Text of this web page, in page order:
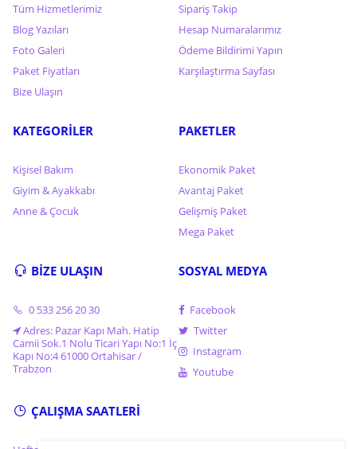
Tüm Hizmetlerimiz
Blog Yazıları
Foto Galeri
Paket Fiyatları
Bize Ulaşın
Sipariş Takip
Hesap Numaralarımız
Ödeme Bildirimi Yapın
Karşılaştırma Sayfası
KATEGORİLER
Kişisel Bakım
Giyim & Ayakkabı
Anne & Çocuk
PAKETLER
Ekonomik Paket
Avantaj Paket
Gelişmiş Paket
Mega Paket
BİZE ULAŞIN
0 533 256 20 30
Adres: Pazar Kapı Mah. Hatip
Camii Sok.1 Nolu Ticari Yapı No:1 İç
Kapı No:4 61000 Ortahisar /
Trabzon
SOSYAL MEDYA
Facebook
Twitter
Instagram
Youtube
ÇALIŞMA SAATLERİ